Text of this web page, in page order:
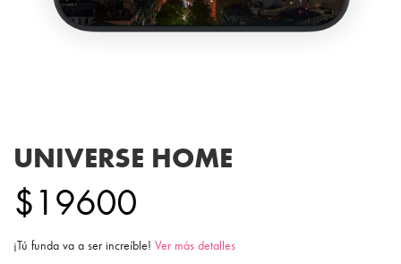
UNIVERSE HOME
$19600
¡Tú funda va a ser increíble! Ver más detalles